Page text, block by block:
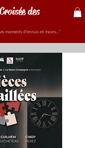
des
moments d'ennuis en moins..."